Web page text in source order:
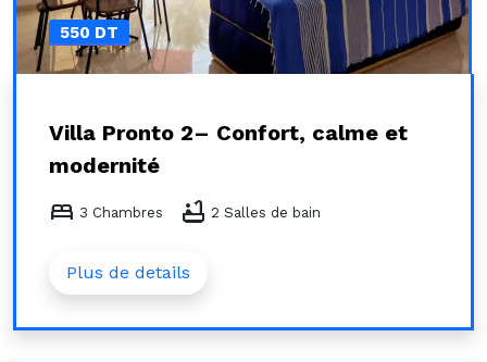
550 DT
Villa Pronto 2– Confort, calme et
modernité
bed 3 Chambres bathtub 2 Salles de bain
Plus de details